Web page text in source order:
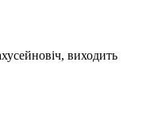
виходить